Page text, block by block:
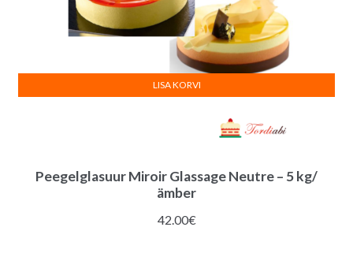
Peegelglasuur Miroir Glassage Neutre – 5 kg/
ämber
42.00€
LISA KORVI